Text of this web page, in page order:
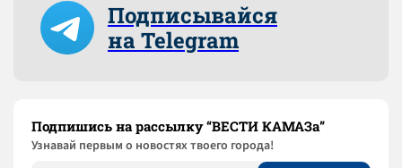
Подписывайся
на Telegram
Подпишись на рассылку “ВЕСТИ КАМАЗа”
Узнaвай первым о новостях твоего города!